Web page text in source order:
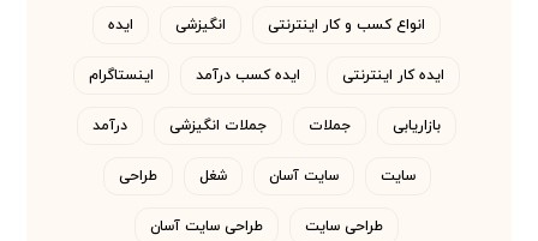
انواع کسب و کار اینترنتی انگیزشی ایده
ایده کار اینترنتی ایده کسب درآمد اینستاگرام
بازاریابی جملات جملات انگیزشی درآمد
سایت سایت آسان شغل طراحی
طراحی سایت طراحی سایت آسان